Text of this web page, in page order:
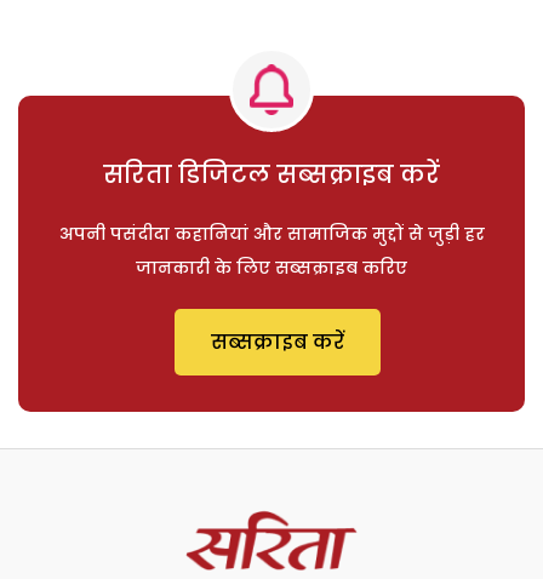
सरिता डिजिटल सब्सक्राइब करें
अपनी पसंदीदा कहानियां और सामाजिक मुद्दों से जुड़ी हर
जानकारी के लिए सब्सक्राइब करिए
सब्सक्राइब करें